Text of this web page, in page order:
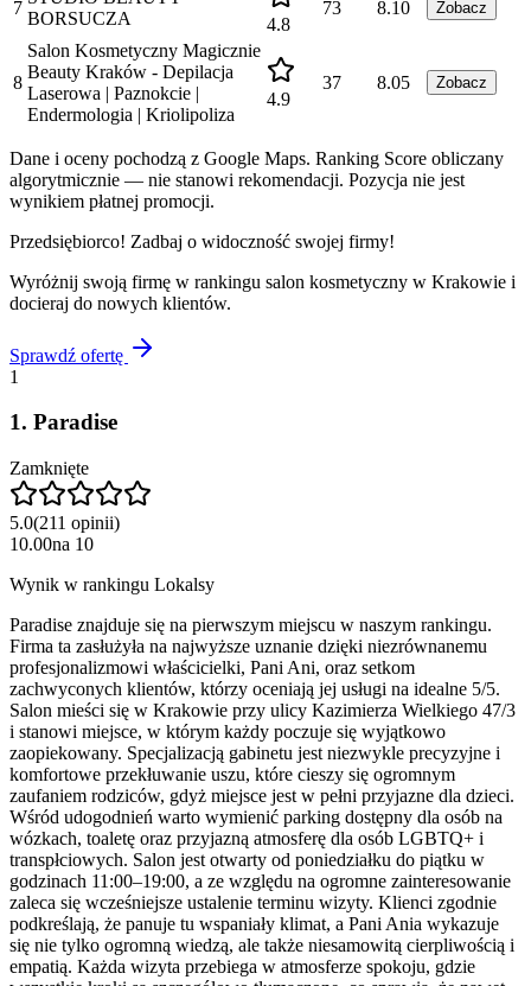
7
BORSUCZA
4.8
73 8.10 Zobacz
8
Salon Kosmetyczny Magicznie
Beauty Kraków - Depilacja
Laserowa | Paznokcie |
Endermologia | Kriolipoliza
4.9
37 8.05 Zobacz
Dane i oceny pochodzą z Google Maps. Ranking Score obliczany
algorytmicznie — nie stanowi rekomendacji. Pozycja nie jest
wynikiem płatnej promocji.
Przedsiębiorco! Zadbaj o widoczność swojej firmy!
Wyróżnij swoją firmę w rankingu salon kosmetyczny w Krakowie i
docieraj do nowych klientów.
Sprawdź ofertę
1
1. Paradise
Zamknięte
5.0(211 opinii)
10.00na 10
Wynik w rankingu Lokalsy
Paradise znajduje się na pierwszym miejscu w naszym rankingu.
Firma ta zasłużyła na najwyższe uznanie dzięki niezrównanemu
profesjonalizmowi właścicielki, Pani Ani, oraz setkom
zachwyconych klientów, którzy oceniają jej usługi na idealne 5/5.
Salon mieści się w Krakowie przy ulicy Kazimierza Wielkiego 47/3
i stanowi miejsce, w którym każdy poczuje się wyjątkowo
zaopiekowany. Specjalizacją gabinetu jest niezwykle precyzyjne i
komfortowe przekłuwanie uszu, które cieszy się ogromnym
zaufaniem rodziców, gdyż miejsce jest w pełni przyjazne dla dzieci.
Wśród udogodnień warto wymienić parking dostępny dla osób na
wózkach, toaletę oraz przyjazną atmosferę dla osób LGBTQ+ i
transpłciowych. Salon jest otwarty od poniedziałku do piątku w
godzinach 11:00–19:00, a ze względu na ogromne zainteresowanie
zaleca się wcześniejsze ustalenie terminu wizyty. Klienci zgodnie
podkreślają, że panuje tu wspaniały klimat, a Pani Ania wykazuje
się nie tylko ogromną wiedzą, ale także niesamowitą cierpliwością i
empatią. Każda wizyta przebiega w atmosferze spokoju, gdzie